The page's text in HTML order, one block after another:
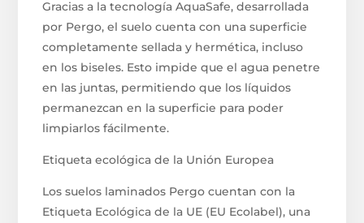
Gracias a la tecnología AquaSafe, desarrollada
por Pergo, el suelo cuenta con una superficie
completamente sellada y hermética, incluso
en los biseles. Esto impide que el agua penetre
en las juntas, permitiendo que los líquidos
permanezcan en la superficie para poder
limpiarlos fácilmente.
Etiqueta ecológica de la Unión Europea
Los suelos laminados Pergo cuentan con la
Etiqueta Ecológica de la UE (EU Ecolabel), una